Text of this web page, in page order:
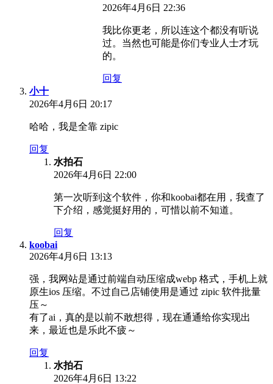
2026年4月6日 22:36
我比你更老，所以连这个都没有听说
过。当然也可能是你们专业人士才玩
的。
回复
小十
2026年4月6日 20:17
哈哈，我是全靠 zipic
回复
水拍石
2026年4月6日 22:00
第一次听到这个软件，你和koobai都在用，我查了
下介绍，感觉挺好用的，可惜以前不知道。
回复
koobai
2026年4月6日 13:13
强，我网站是通过前端自动压缩成webp 格式，手机上就
原生ios 压缩。不过自己店铺使用是通过 zipic 软件批量
压～
有了ai，真的是以前不敢想得，现在通通给你实现出
来，最近也是乐此不疲～
回复
水拍石
2026年4月6日 13:22